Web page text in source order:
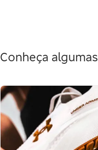
Conheça algumas